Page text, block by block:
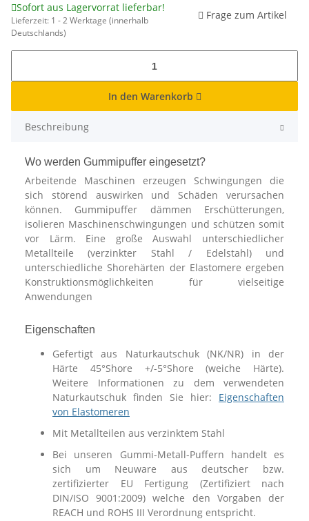
Sofort aus Lagervorrat lieferbar!
Lieferzeit: 1 - 2 Werktage (innerhalb
Deutschlands)
Frage zum Artikel
In den Warenkorb
Beschreibung
Wo werden Gummipuffer eingesetzt?
Arbeitende Maschinen erzeugen Schwingungen die
sich störend auswirken und Schäden verursachen
können. Gummipuffer dämmen Erschütterungen,
isolieren Maschinenschwingungen und schützen somit
vor Lärm. Eine große Auswahl unterschiedlicher
Metallteile (verzinkter Stahl / Edelstahl) und
unterschiedliche Shorehärten der Elastomere ergeben
Konstruktionsmöglichkeiten für vielseitige
Anwendungen
Eigenschaften
Gefertigt aus Naturkautschuk (NK/NR) in der
Härte 45°Shore +/-5°Shore (weiche Härte).
Weitere Informationen zu dem verwendeten
Naturkautschuk finden Sie hier: Eigenschaften
von Elastomeren
Mit Metallteilen aus verzinktem Stahl
Bei unseren Gummi-Metall-Puffern handelt es
sich um Neuware aus deutscher bzw.
zertifizierter EU Fertigung (Zertifiziert nach
DIN/ISO 9001:2009) welche den Vorgaben der
REACH und ROHS III Verordnung entspricht.